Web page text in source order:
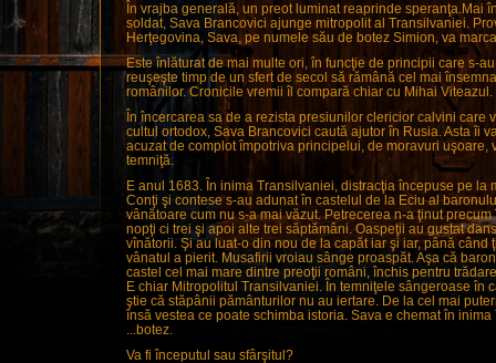
În vrajba generală, un preot luminat reaprinde speranţa.Mai
soldat, Sava Brancovici ajunge mitropolit al Transilvaniei.
Herţegovina, Sava, pe numele său de botez Simion, va
Este înlăturat de mai multe ori, în funcţie de principii care s-
reuşeşte timp de un sfert de secol să rămână cel mai
românilor. Cronicile vremii îl compară chiar cu Mihai Viteazul.
În încercarea sa de a rezista presiunilor clericior calvini care
cultul ortodox, Sava Brancovici caută ajutor în Rusia. Asta îi
acuzat de complot împotriva principelui, de moravuri uşoare,
temniţă.
E anul 1683. În inima Transilvaniei, distracţia începuse pe la
Conţi şi contese s-au adunat în castelul de la Eciu al
vânătoare cum nu s-a mai văzut. Petrecerea n-a ţinut
nopţi ci trei şi apoi alte trei săptămâni. Oaspeţii au gustat
vînătorii. Şi au luat-o din nou de la capăt iar şi iar, până când
vânatul a pierit. Musafirii vroiau sânge proaspăt. Aşa că
castel cel mai mare dintre preoţii români, închis pentru
E chiar Mitropolitul Transilvaniei. În temniţele sângeroase în
ştie că stăpânii pământurilor nu au iertare. De la cel mai
însă vestea ce poate schimba istoria. Sava e chemat în
...botez.
Va fi începutul sau sfârşitul?